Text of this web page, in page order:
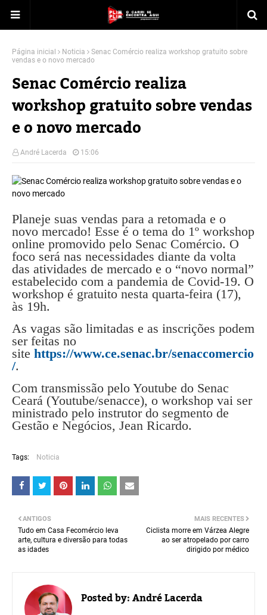
Página inicial Noticia
Senac Comércio realiza workshop gratuito sobre
vendas e o novo mercado
Senac Comércio realiza
workshop gratuito sobre vendas
e o novo mercado
André Lacerda 15:06
Planeje suas vendas para a retomada e o
novo mercado! Esse é o tema do 1º workshop
online promovido pelo Senac Comércio. O
foco será nas necessidades diante da volta
das atividades de mercado e o “novo normal”
estabelecido com a pandemia de Covid-19. O
workshop é gratuito nesta quarta-feira (17),
às 19h.
As vagas são limitadas e as inscrições podem
ser feitas no
site https://www.ce.senac.br/senaccomercio
/.
Com transmissão pelo Youtube do Senac
Ceará (Youtube/senacce), o workshop vai ser
ministrado pelo instrutor do segmento de
Gestão e Negócios, Jean Ricardo.
Tags: Noticia
MAIS RECENTES
Ciclista morre em Várzea Alegre
ao ser atropelado por carro
dirigido por médico
ANTIGOS
Tudo em Casa Fecomércio leva
arte, cultura e diversão para todas
as idades
Posted by:André Lacerda